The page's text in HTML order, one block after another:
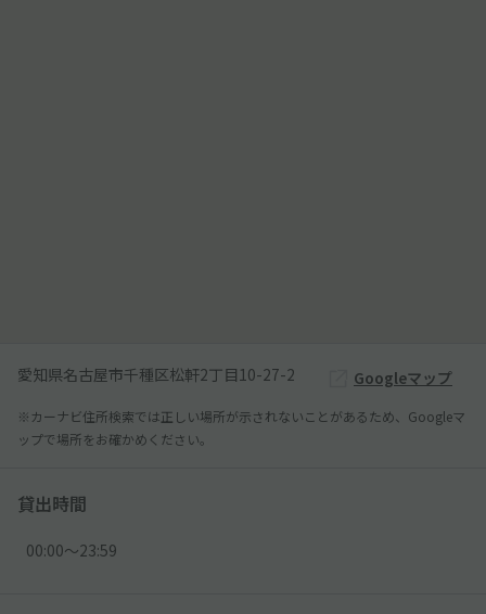
愛知県名古屋市千種区松軒2丁目10-27-2 Googleマップ
※カーナビ住所検索では正しい場所が示されないことがあるため、Googleマ
ップで場所をお確かめください。
貸出時間
00:00〜23:59